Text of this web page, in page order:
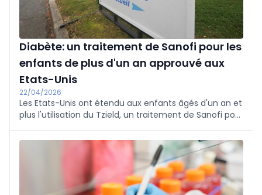
Diabète: un traitement de Sanofi pour les
enfants de plus d'un an approuvé aux
Etats-Unis
22/04/2026
Les Etats-Unis ont étendu aux enfants âgés d'un an et
plus l'utilisation du Tzield, un traitement de Sanofi pour
"retarder l'apparition du stade 3", a annoncé le
laboratoire pharmaceutique français.